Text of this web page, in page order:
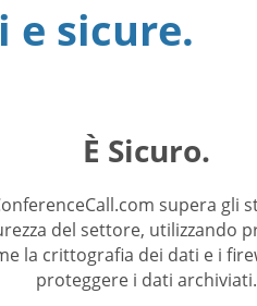
e sicure.
È Sicuro.
supera gli
del settore, utilizzando
la crittografia dei dati e i
proteggere i dati archiviati.